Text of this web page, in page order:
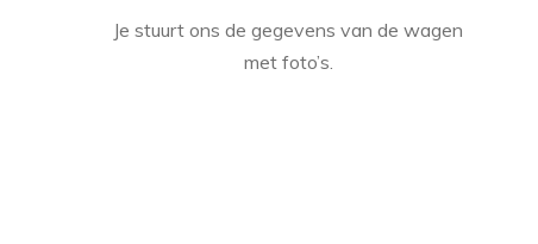
Je stuurt ons de gegevens van de wagen
met foto’s.